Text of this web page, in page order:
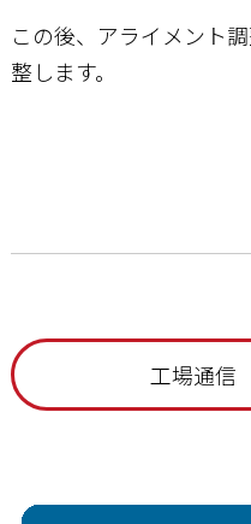
この後、アライメント
整します。
工場通信